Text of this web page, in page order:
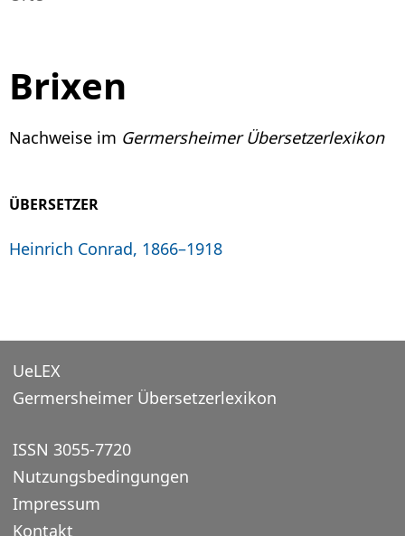
Brixen
Nachweise im Germersheimer Übersetzerlexikon
ÜBERSETZER
Heinrich Conrad, 1866–1918
UeLEX
Germersheimer Übersetzerlexikon
ISSN 3055-7720
Nutzungsbedingungen
Impressum
Kontakt